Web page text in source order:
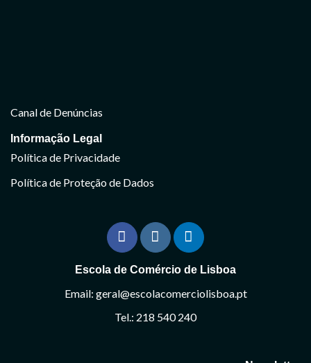
Canal de Denúncias
Informação Legal
Política de Privacidade
Política de Proteção de Dados
Escola de Comércio de Lisboa
Email: geral@escolacomerciolisboa.pt
Tel.: 218 540 240